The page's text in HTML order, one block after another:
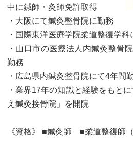
中に鍼師・灸師免許取得
・大阪にて鍼灸整骨院に勤務
・国際東洋医療学院柔道整復学
・山口市の医療法人内鍼灸整骨
勤務
・広島県内鍼灸整骨院にて4年間
・業界17年の知識と経験をもと
え鍼灸接骨院」を開院
《資格》 ■鍼灸師 ■柔道整復師（